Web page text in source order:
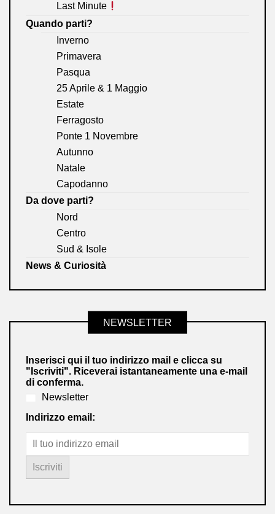
Last Minute
Quando parti?
Inverno
Primavera
Pasqua
25 Aprile & 1 Maggio
Estate
Ferragosto
Ponte 1 Novembre
Autunno
Natale
Capodanno
Da dove parti?
Nord
Centro
Sud & Isole
News & Curiosità
NEWSLETTER
Inserisci qui il tuo indirizzo mail e clicca su
"Iscriviti". Riceverai istantaneamente una e-mail
di conferma.
Newsletter
Indirizzo email: